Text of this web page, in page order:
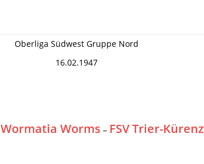
Oberliga Südwest Gruppe Nord
16.02.1947
Wormatia Worms – FSV Trier-Kürenz